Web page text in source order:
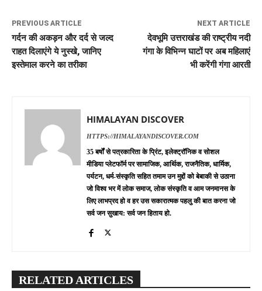
PREVIOUS ARTICLE
गर्दन की अकड़न और दर्द से जल्द
राहत दिलाएंगे ये नुस्खे, जानिए
इस्तेमाल करने का तरीका
NEXT ARTICLE
देवभूमि उत्तराखंड की राष्ट्रीय नदी
गंगा के विभिन्न घाटों पर अब महिलाएं
भी करेंगी गंगा आरती
HIMALAYAN DISCOVER
HTTPS://HIMALAYANDISCOVER.COM
35 बर्षों से पत्रकारिता के प्रिंट, इलेक्ट्रॉनिक व सोशल
मीडिया प्लेटफॉर्म पर सामाजिक, आर्थिक, राजनैतिक, धार्मिक,
पर्यटन, धर्म-संस्कृति सहित तमाम उन मुद्दों को बेबाकी से उठाना
जो विश्व भर में लोक समाज, लोक संस्कृति व आम जनमानस के
लिए लाभप्रद हो व हर उस सकारात्मक पहलु की बात करना जो
सर्व जन सुखाय: सर्व जन हिताय हो.
RELATED ARTICLES